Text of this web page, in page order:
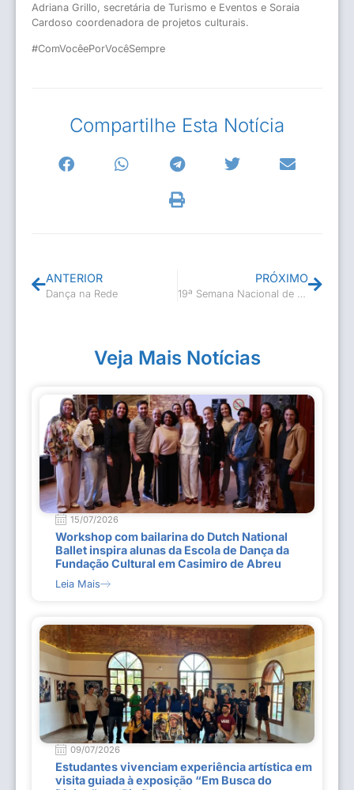
Adriana Grillo, secretária de Turismo e Eventos e Soraia
Cardoso coordenadora de projetos culturais.
#ComVocêePorVocêSempre
Compartilhe Esta Notícia
ANTERIOR
Dança na Rede
PRÓXIMO
19ª Semana Nacional de Museus
Veja Mais Notícias
15/07/2026
Workshop com bailarina do Dutch National
Ballet inspira alunas da Escola de Dança da
Fundação Cultural em Casimiro de Abreu
Leia Mais
09/07/2026
Estudantes vivenciam experiência artística em
visita guiada à exposição “Em Busca do